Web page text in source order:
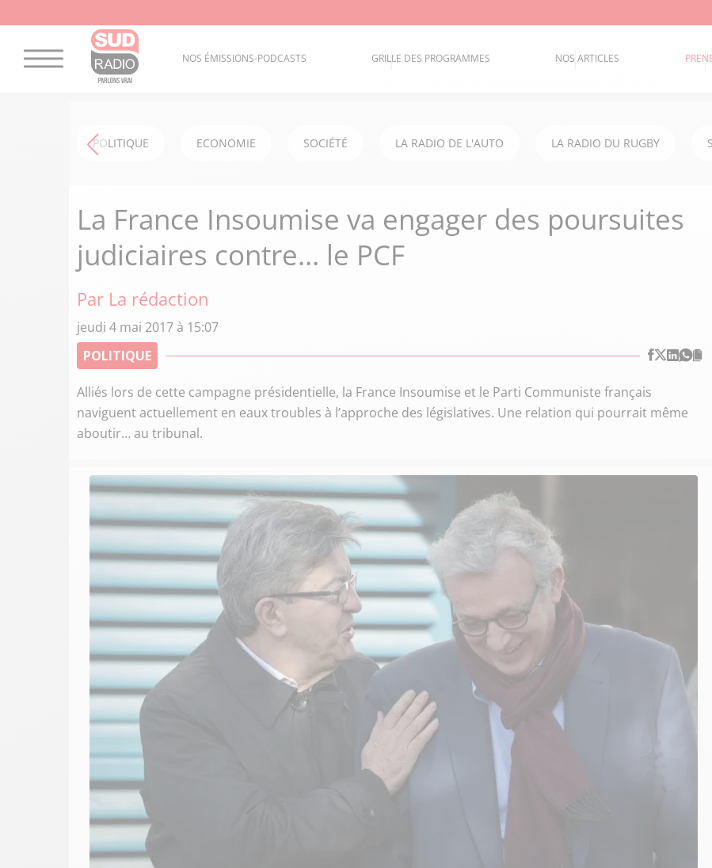
NOS ÉMISSIONS-PODCASTS GRILLE DES PROGRAMMES NOS ARTICLES
POLITIQUE ECONOMIE SOCIÉTÉ LA RADIO DE L'AUTO LA RADIO DU RUGBY
La France Insoumise va engager des poursuites
judiciaires contre… le PCF
Par La rédaction
jeudi 4 mai 2017 à 15:07
POLITIQUE
Alliés lors de cette campagne présidentielle, la France Insoumise et le Parti Communiste français
naviguent actuellement en eaux troubles à l’approche des législatives. Une relation qui pourrait même
aboutir… au tribunal.